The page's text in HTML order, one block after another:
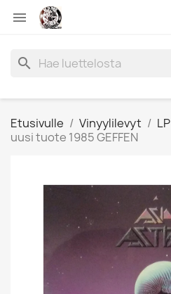

search
Etusivulle Vinyylilevyt LP
uusi tuote 1985 GEFFEN